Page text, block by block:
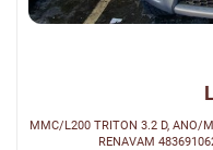
MMC/L200 TRITON 3.2 D, ANO/
RENAVAM